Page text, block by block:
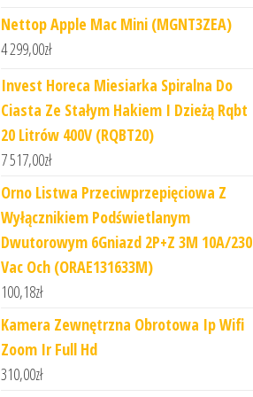
Nettop Apple Mac Mini (MGNT3ZEA)
4 299,00zł
Invest Horeca Miesiarka Spiralna Do
Ciasta Ze Stałym Hakiem I Dzieżą Rqbt
20 Litrów 400V (RQBT20)
7 517,00zł
Orno Listwa Przeciwprzepięciowa Z
Wyłącznikiem Podświetlanym
Dwutorowym 6Gniazd 2P+Z 3M 10A/230
Vac Och (ORAE131633M)
100,18zł
Kamera Zewnętrzna Obrotowa Ip Wifi
Zoom Ir Full Hd
310,00zł